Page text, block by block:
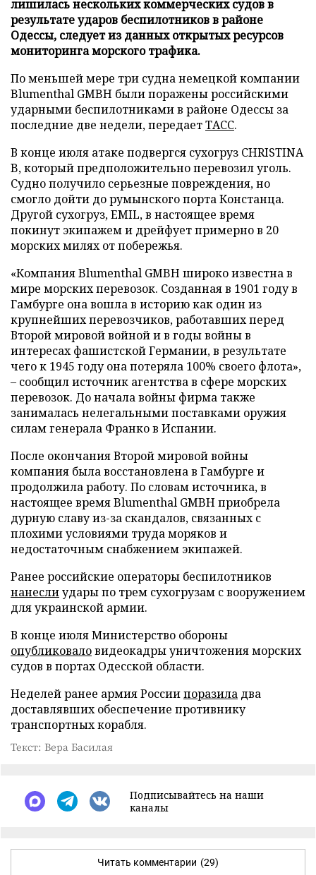
лишилась нескольких коммерческих судов в
результате ударов беспилотников в районе
Одессы, следует из данных открытых ресурсов
мониторинга морского трафика.
По меньшей мере три судна немецкой компании
Blumenthal GMBH были поражены российскими
ударными беспилотниками в районе Одессы за
последние две недели, передаетТАСС.
В конце июля атаке подвергся сухогруз CHRISTINA
B, который предположительно перевозил уголь.
Судно получило серьезные повреждения, но
смогло дойти до румынского порта Констанца.
Другой сухогруз, EMIL, в настоящее время
покинут экипажем и дрейфует примерно в 20
морских милях от побережья.
«Компания Blumenthal GMBH широко известна в
мире морских перевозок. Созданная в 1901 году в
Гамбурге она вошла в историю как один из
крупнейших перевозчиков, работавших перед
Второй мировой войной и в годы войны в
интересах фашистской Германии, в результате
чего к 1945 году она потеряла 100% своего флота»,
– сообщил источник агентства в сфере морских
перевозок. До начала войны фирма также
занималась нелегальными поставками оружия
силам генерала Франко в Испании.
После окончания Второй мировой войны
компания была восстановлена в Гамбурге и
продолжила работу. По словам источника, в
настоящее время Blumenthal GMBH приобрела
дурную славу из-за скандалов, связанных с
плохими условиями труда моряков и
недостаточным снабжением экипажей.
Ранее российские операторы беспилотников
нанеслиудары по трем сухогрузам с вооружением
для украинской армии.
В конце июля Министерство обороны
опубликоваловидеокадры уничтожения морских
судов в портах Одесской области.
Неделей ранее армия Россиипоразила два
доставлявших обеспечение противнику
транспортных корабля.
Текст: Вера Басилая
Подписывайтесь на наши
каналы
Читать комментарии (29)